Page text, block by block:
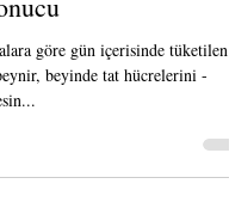
Kilo Verdiren 5
göre gün içerisinde tüketilen
beyinde tat hücrelerini -